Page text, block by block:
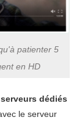
patienter 5
en HD
dédiés
le serveur